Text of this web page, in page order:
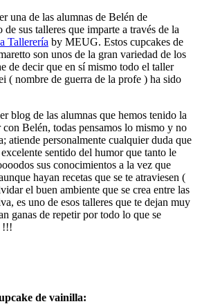
una de las alumnas de Belén de
de sus talleres que imparte a través de la
Tallerería by MEUG. Estos cupcakes de
son unos de la gran variedad de los
de decir que en sí mismo todo el taller
( nombre de guerra de la profe ) ha sido
blog de las alumnas que hemos tenido la
con Belén, todas pensamos lo mismo y no
atiende personalmente cualquier duda que
sentido del humor que tanto le
sus conocimientos a la vez que
hayan recetas que se te atraviesen (
el buen ambiente que se crea entre las
es uno de esos talleres que te dejan muy
ganas de repetir por todo lo que se
!!!
de vainilla: